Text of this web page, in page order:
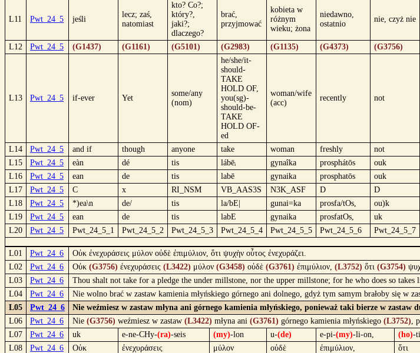
L11 Pwt_24_5 jeśli
lecz; zaś,
natomiast
kto? Co?;
który?,
jaki?;
dlaczego?
brać,
przyjmować
kobieta w
różnym
wieku; żona
niedawno,
ostatnio
nie, czyż nie
L12 Pwt_24_5 (G1437) (G1161) (G5101) (G2983) (G1135) (G4373) (G3756)
L13 Pwt_24_5 if-ever Yet
some/any
(nom)
he/she/it-
should-
TAKE
HOLD OF,
you(sg)-
should-be-
TAKE
HOLD OF-
ed
woman/wife
(acc)
recently not
L14 Pwt_24_5 and if though anyone take woman freshly not
L15
Pwt_24_5 eàn dé tis lábēᵢ gynaîka prosphátōs ouk
L16
Pwt_24_5 ean de tis labē gynaika prosphatōs ouk
L17
Pwt_24_5 C x RI_NSM VB_AAS3S N3K_ASF D D
L18
Pwt_24_5 *)ea\n de/ tis la/bE| gunai=ka prosfa/tOs, ou)k
L19
Pwt_24_5 ean de tis labE gynaika prosfatOs, uk
L20
Pwt_24_5 Pwt_24_5_1 Pwt_24_5_2 Pwt_24_5_3 Pwt_24_5_4 Pwt_24_5_5 Pwt_24_5_6 Pwt_24_5_7
L01 Pwt_24_6
Οὐκ ἐνεχυράσεις μύλον οὐδὲ ἐπιμύλιον, ὅτι ψυχὴν οὗτος ἐνεχυράζει.
L02
Pwt_24_6 Οὐκ (G3756) ἐνεχυράσεις (L3422) μύλον (G3458) οὐδὲ (G3761) ἐπιμύλιον, (L3752) ὅτι (G3754)
L03
Pwt_24_6
Thou shalt not take for a pledge the under millstone, nor the upper millstone; for he who does so
L04
Pwt_24_6
Nie wolno brać w zastaw kamienia młyńskiego górnego ani dolnego, gdyż tym samym brałoby się w
L05
Pwt_24_6
Nie weźmiesz w zastaw młyna ani górnego kamienia młyńskiego, ponieważ taki bierze w zastaw
L06
Pwt_24_6 Nie (G3756) weźmiesz w zastaw (L3422) młyna ani (G3761) górnego kamienia młyńskiego (L3752),
L07
Pwt_24_6 uk e-ne-CHy-(ra)-seis (my)-lon u-(de) e-pi-(my)-li-on, (ho)-ti
L08
Pwt_24_6 Οὐκ ἐνεχυράσεις μύλον οὐδὲ ἐπιμύλιον, ὅτι